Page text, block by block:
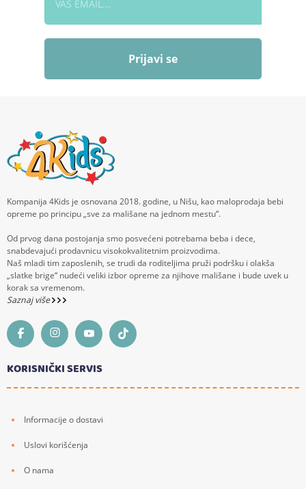
Prijavi se
Kompanija 4Kids je osnovana 2018. godine, u Nišu, kao maloprodaja bebi
opreme po principu „sve za mališane na jednom mestu“.
Od prvog dana postojanja smo posvećeni potrebama beba i dece,
snabdevajući prodavnicu visokokvalitetnim proizvodima.
Naš mladi tim zaposlenih, se trudi da roditeljima pruži podršku i olakša
„slatke brige“ nudeći veliki izbor opreme za njihove mališane i bude uvek u
korak sa vremenom.
Saznaj više
KORISNIČKI SERVIS
Informacije o dostavi
Uslovi korišćenja
O nama